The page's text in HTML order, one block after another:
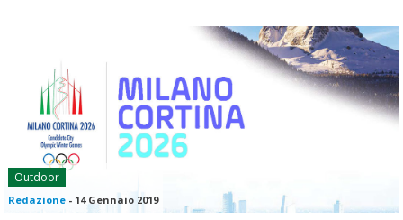
Outdoor
Redazione - 14 Gennaio 2019